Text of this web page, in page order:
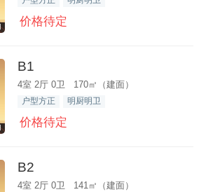
价格待定
B1
4室 2厅 0卫 170㎡（建面）
户型方正 明厨明卫
价格待定
B2
4室 2厅 0卫 141㎡（建面）